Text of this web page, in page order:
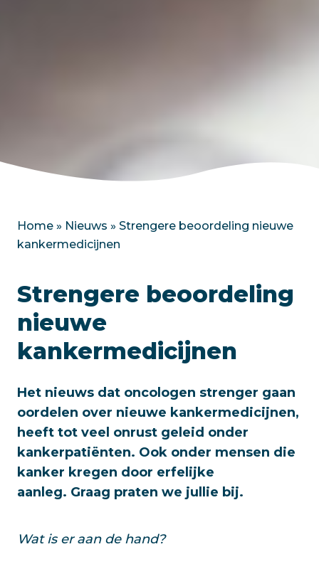
Home » Nieuws » Strengere beoordeling nieuwe
kankermedicijnen
Strengere beoordeling
nieuwe
kankermedicijnen
Het nieuws dat oncologen strenger gaan
oordelen over nieuwe kankermedicijnen,
heeft tot veel onrust geleid onder
kankerpatiënten. Ook onder mensen die
kanker kregen door erfelijke
aanleg. Graag praten we jullie bij.
Wat is er aan de hand?